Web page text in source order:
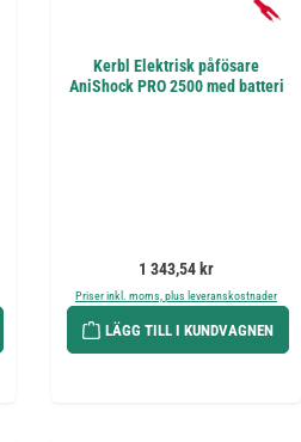
Kerbl Elektrisk påfösare
AniShock PRO 2500 med batteri
Ordinarie pris:
1 343,54 kr
Priser inkl. moms, plus leveranskostnader
LÄGG TILL I KUNDVAGNEN